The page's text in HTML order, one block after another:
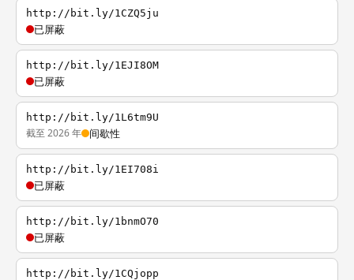
http://bit.ly/1CZQ5ju
已屏蔽
http://bit.ly/1EJI8OM
已屏蔽
http://bit.ly/1L6tm9U
截至 2026 年 间歇性
http://bit.ly/1EI708i
已屏蔽
http://bit.ly/1bnmO70
已屏蔽
http://bit.ly/1CQjopp